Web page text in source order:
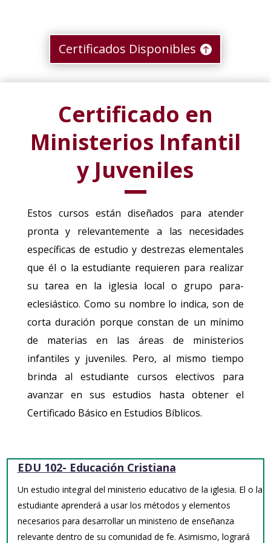
Certificados Disponibles
Certificado en
Ministerios Infantil
y Juveniles
Estos cursos están diseñados para atender
pronta y relevantemente a las necesidades
específicas de estudio y destrezas elementales
que él o la estudiante requieren para realizar
su tarea en la iglesia local o grupo para-
eclesiástico. Como su nombre lo indica, son de
corta duración porque constan de un mínimo
de materias en las áreas de ministerios
infantiles y juveniles. Pero, al mismo tiempo
brinda al estudiante cursos electivos para
avanzar en sus estudios hasta obtener el
Certificado Básico en Estudios Bíblicos.
EDU 102- Educación Cristiana
Un estudio integral del ministerio educativo de la iglesia. El o la
estudiante aprenderá a usar los métodos y elementos
necesarios para desarrollar un ministerio de enseñanza
relevante dentro de su comunidad de fe. Asimismo, logrará